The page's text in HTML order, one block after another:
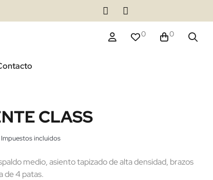
0 0
CLASS
Impuestos incluidos
medio, asiento tapizado de alta densidad, brazos
de 4 patas.